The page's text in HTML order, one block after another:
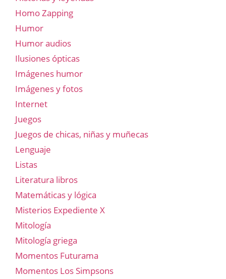
Homo Zapping
Humor
Humor audios
Ilusiones ópticas
Imágenes humor
Imágenes y fotos
Internet
Juegos
Juegos de chicas, niñas y muñecas
Lenguaje
Listas
Literatura libros
Matemáticas y lógica
Misterios Expediente X
Mitología
Mitología griega
Momentos Futurama
Momentos Los Simpsons